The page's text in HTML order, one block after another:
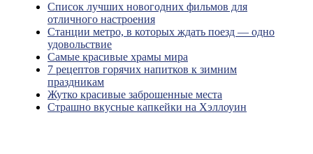
Список лучших новогодних фильмов для
отличного настроения
Станции метро, в которых ждать поезд — одно
удовольствие
Самые красивые храмы мира
7 рецептов горячих напитков к зимним
праздникам
Жутко красивые заброшенные места
Страшно вкусные капкейки на Хэллоуин